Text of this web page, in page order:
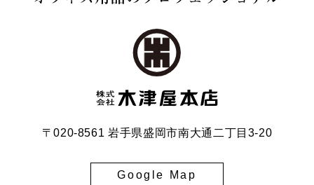
〒020-8561 岩手県盛岡市南大通二丁目3-20
Google Map